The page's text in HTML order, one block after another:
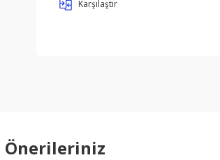
Karşılaştır
Önerileriniz